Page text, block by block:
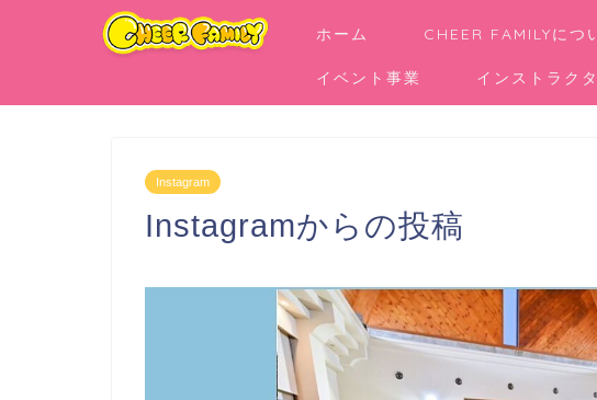
ホーム CHEER FAMILYにつ
イベント事業 インストラク
Instagram
Instagramからの投稿